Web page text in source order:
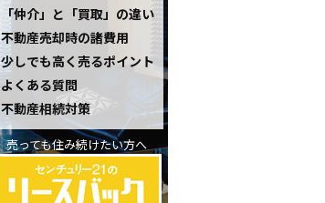
「仲介」と「買取」の違い
不動産売却時の諸費用
少しでも高く売るポイント
よくある質問
不動産相続対策
売っても住み続けたい方へ